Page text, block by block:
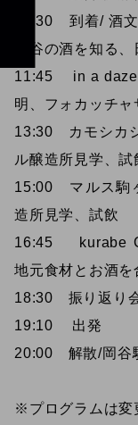
10:30 到着/ 酒
那谷の酒を知る
11:45 in a daze
明、フォカッチャ
13:30 カモシカ
ル醸造所見学、試
15:00 マルス駒
造所見学、試飲
16:45 kurabe
地元食材とお酒
18:30 振り返り
19:10 出発
20:00 解散/岡谷
※プログラムは変